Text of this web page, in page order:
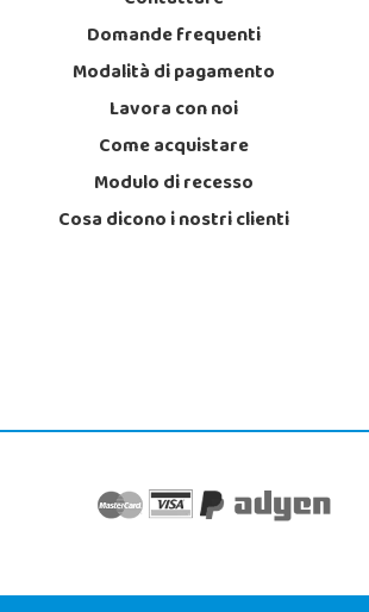
Domande frequenti
Modalità di pagamento
Lavora con noi
Come acquistare
Modulo di recesso
Cosa dicono i nostri clienti